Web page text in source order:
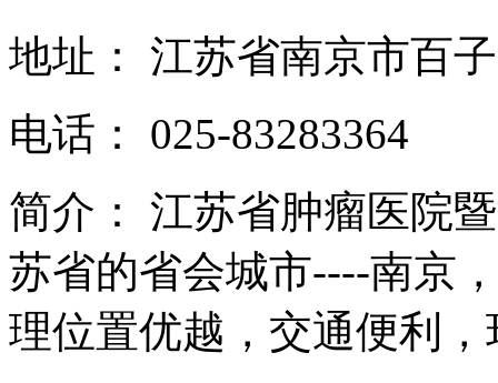
地址：
江苏省南京市百
电话：
025-83283364
简介：
江苏省肿瘤医院
苏省的省会城市----南京
理位置优越，交通便利，